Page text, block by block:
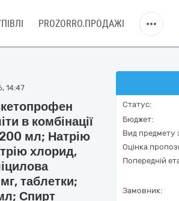
PROZORRO.ПРОДАЖІ
14:47
в комбінації
мл; Натрію
хлорид,
таблетки;
Спирт
Статус:
Бюджет:
Вид предмету
Оцінка
Попередній
Замовник: